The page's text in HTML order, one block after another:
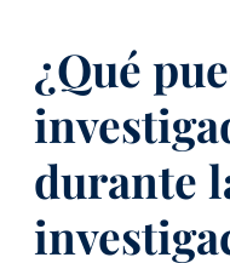
¿Qué
durante